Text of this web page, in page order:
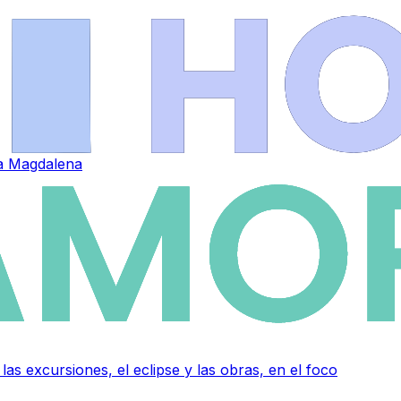
Magdalena
excursiones, el eclipse y las obras, en el foco